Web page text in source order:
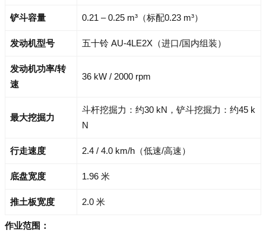
铲斗容量 0.21 – 0.25 m³（标配0.23 m³）
发动机型号 五十铃 AU-4LE2X（进口/国内组装）
发动机功率/转
速
36 kW / 2000 rpm
最大挖掘力
斗杆挖掘力：约30 kN，铲斗挖掘力：约45 k
N
行走速度 2.4 / 4.0 km/h（低速/高速）
底盘宽度 1.96 米
推土板宽度 2.0 米
作业范围：